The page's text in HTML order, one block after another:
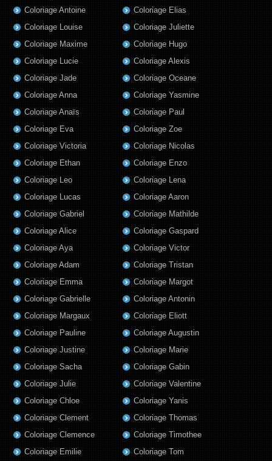
Coloriage Antoine
Coloriage Louise
Coloriage Maxime
Coloriage Lucie
Coloriage Jade
Coloriage Anna
Coloriage Anaïs
Coloriage Eva
Coloriage Victoria
Coloriage Ethan
Coloriage Leo
Coloriage Lucas
Coloriage Gabriel
Coloriage Alice
Coloriage Aya
Coloriage Adam
Coloriage Emma
Coloriage Gabrielle
Coloriage Elias
Coloriage Juliette
Coloriage Hugo
Coloriage Alexis
Coloriage Oceane
Coloriage Yasmine
Coloriage Paul
Coloriage Zoe
Coloriage Nicolas
Coloriage Enzo
Coloriage Lena
Coloriage Aaron
Coloriage Mathilde
Coloriage Gaspard
Coloriage Victor
Coloriage Tristan
Coloriage Margot
Coloriage Antonin
Coloriage Margaux
Coloriage Pauline
Coloriage Justine
Coloriage Sacha
Coloriage Julie
Coloriage Chloe
Coloriage Clement
Coloriage Clemence
Coloriage Emilie
Coloriage Eliott
Coloriage Augustin
Coloriage Marie
Coloriage Gabin
Coloriage Valentine
Coloriage Yanis
Coloriage Thomas
Coloriage Timothee
Coloriage Tom